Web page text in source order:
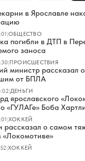
в Ярославле
|ОБЩЕСТВО
погибли в ДТП в
заноса
|ПРОИСШЕСТВИЯ
министр рассказал
от БПЛА
|ДЕНЬГИ
ярославского
«ГУЛАГе» Боба
|ХОККЕЙ
рассказал о самом
«Локомотиве»
|ХОККЕЙ